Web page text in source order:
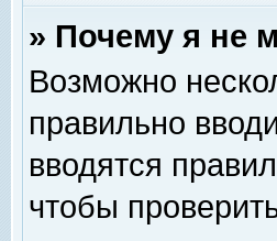
» Почему я не
Возможно
правильно
вводятся
чтобы